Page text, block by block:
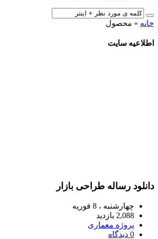
خانه » محصول
اطلاعیه سایت
دانلود رساله طراحی بازار
چهارشنبه ، 8 فوریه
2,088 بازدید
پروژه معماری
0 دیدگاه